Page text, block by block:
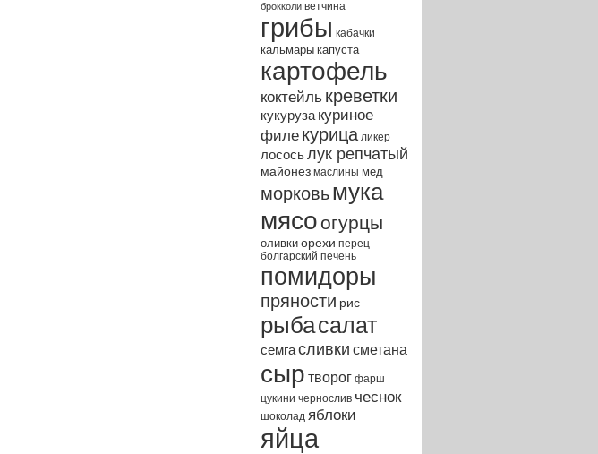
брокколи ветчина
грибы кабачки
кальмары капуста
картофель
коктейль креветки
кукуруза куриное
филе курица ликер
лососьлук репчатый
майонез маслины мед
морковьмука
мясо огурцы
оливки орехи перец
болгарский печень
помидоры
пряности рис
рыбасалат
семгасливки сметана
сыр творог фарш
цукини чернослив чеснок
шоколад яблоки
яйца